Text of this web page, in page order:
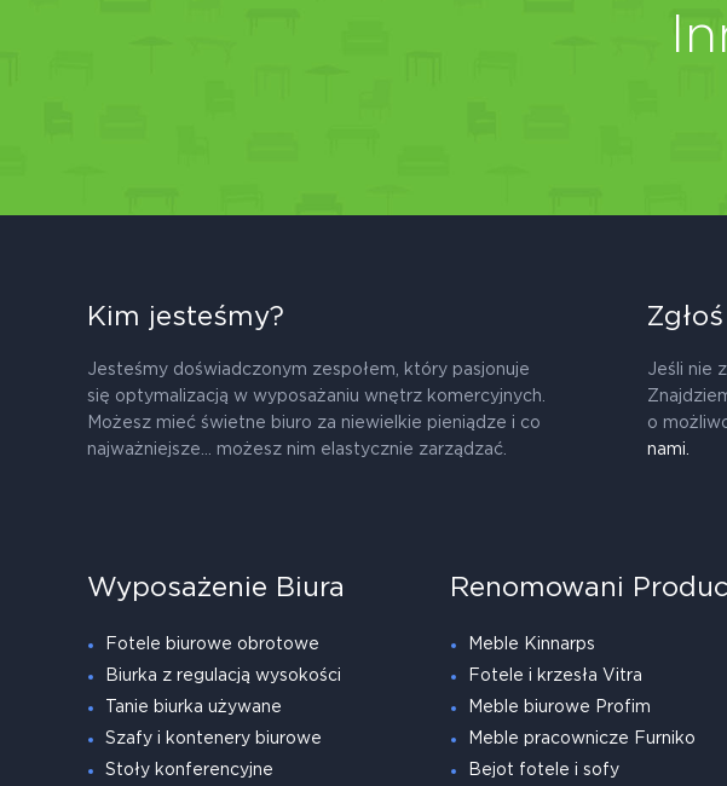
Kim jesteśmy?
Jesteśmy doświadczonym zespołem, który pasjonuje
się optymalizacją w wyposażaniu wnętrz komercyjnych.
Możesz mieć świetne biuro za niewielkie pieniądze i co
najważniejsze... możesz nim elastycznie zarządzać.
Jeśli nie
o
nami.
Wyposażenie Biura
Fotele biurowe obrotowe
Biurka z regulacją wysokości
Tanie biurka używane
Szafy i kontenery biurowe
Stoły konferencyjne
Renomowani
Meble Kinnarps
Fotele i krzesła Vitra
Meble biurowe Profim
Meble pracownicze Furniko
Bejot fotele i sofy